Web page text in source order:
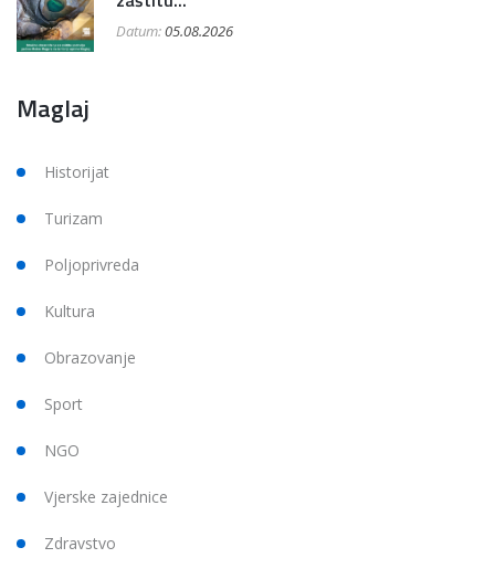
Datum:05.08.2026
Maglaj
Historijat
Turizam
Poljoprivreda
Kultura
Obrazovanje
Sport
NGO
Vjerske zajednice
Zdravstvo